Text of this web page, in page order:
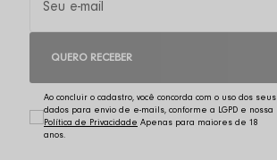
QUERO RECEBER
Ao concluir o cadastro, você concorda com o uso dos seus
dados para envio de e-mails, conforme a LGPD e nossa
Política de Privacidade